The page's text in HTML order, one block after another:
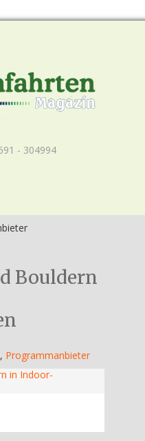
- 304994
Bouldern
, Programmanbieter